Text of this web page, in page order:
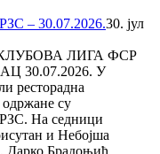
– 30.07.2026.30. јул
ЛИГА ФСР
30.07.2026. У
ресторадна
су
На седници
и Небојша
Брадоњић